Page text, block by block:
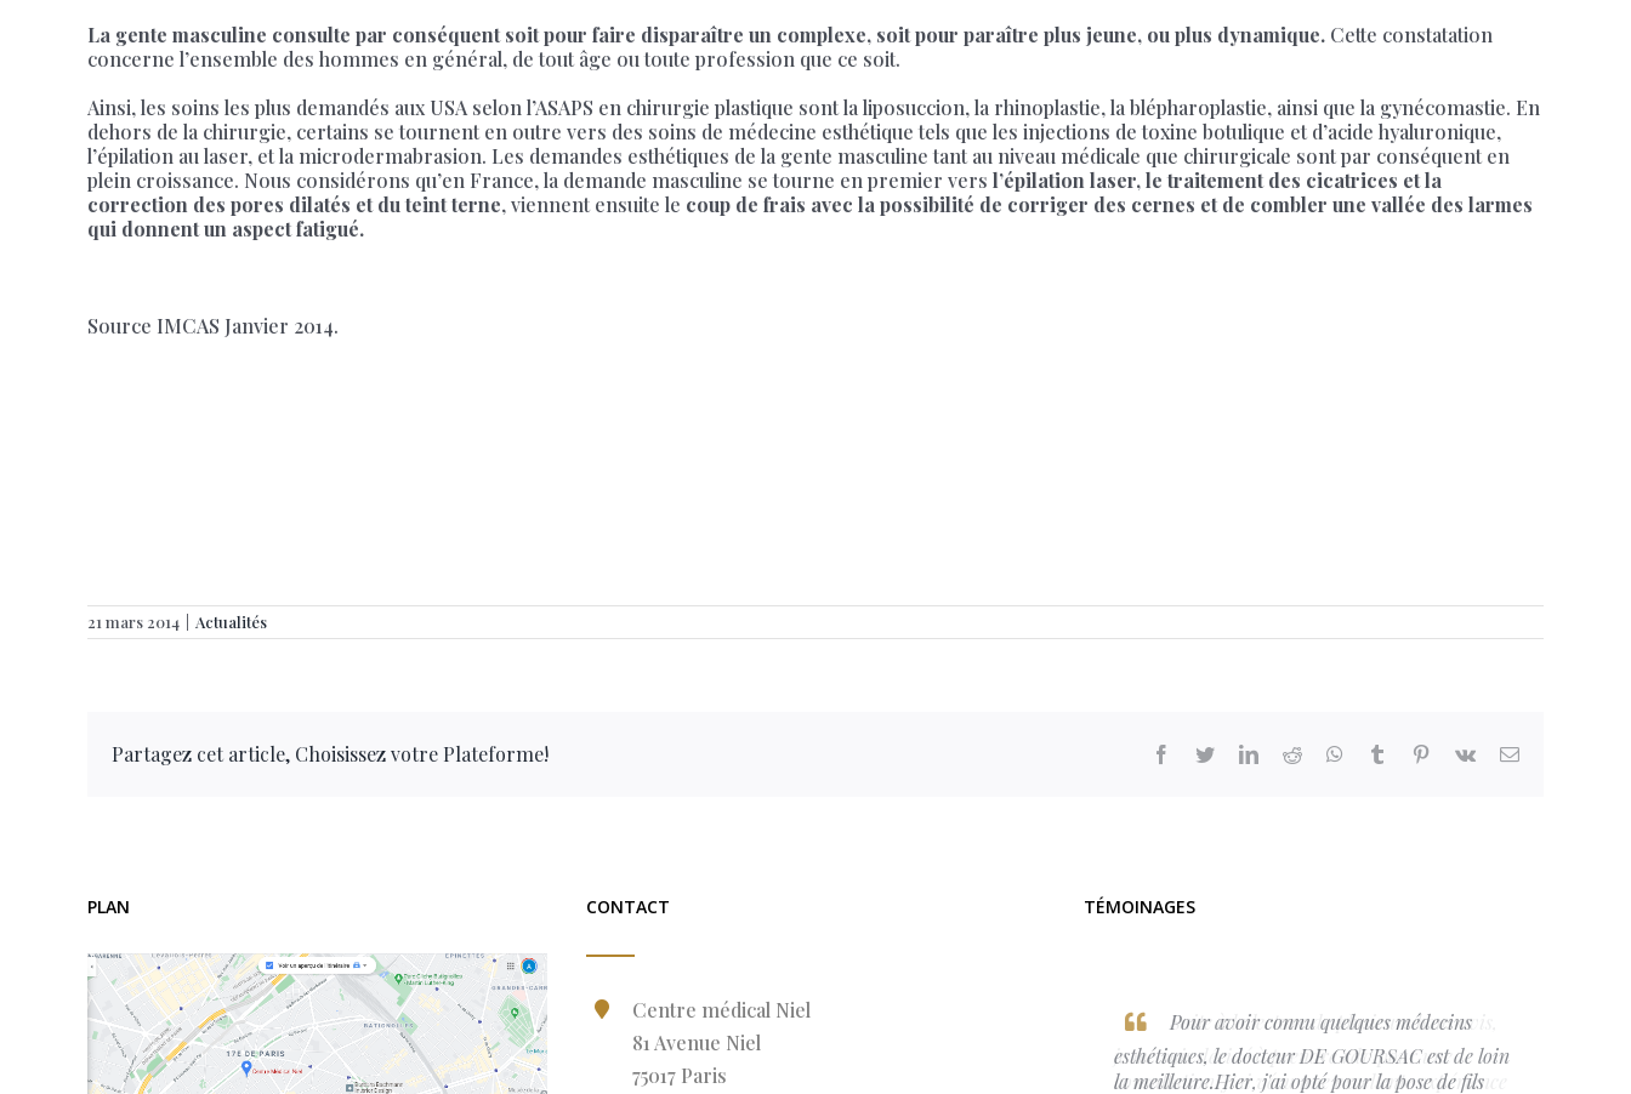
La gente masculine consulte par conséquent soit pour faire disparaître un complexe, soit pour paraître plus jeune, ou plus dynamique. Cette constatation
concerne l’ensemble des hommes en général, de tout âge ou toute profession que ce soit.
Ainsi, les soins les plus demandés aux USA selon l’ASAPS en chirurgie plastique sont la liposuccion, la rhinoplastie, la blépharoplastie, ainsi que la gynécomastie. En
dehors de la chirurgie, certains se tournent en outre vers des soins de médecine esthétique tels que les injections de toxine botulique et d’acide hyaluronique,
l’épilation au laser, et la microdermabrasion. Les demandes esthétiques de la gente masculine tant au niveau médicale que chirurgicale sont par conséquent en
plein croissance. Nous considérons qu’en France, la demande masculine se tourne en premier vers l’épilation laser, le traitement des cicatrices et la
correction des pores dilatés et du teint terne, viennent ensuite le coup de frais avec la possibilité de corriger des cernes et de combler une vallée des larmes
qui donnent un aspect fatigué.
Source IMCAS Janvier 2014.
21 mars 2014 Actualités
Partagez cet article, Choisissez votre Plateforme! facebook
twitterlinkedinreddit whatsapptumblr pinterest
vk Email
PLAN CONTACT
Centre médical Niel
81 Avenue Niel
75017 Paris
TÉMOINAGES
Pour avoir connu quelques médecins
esthétiques, le docteur DE GOURSAC est de loin
la meilleure.Hier, j'ai opté pour la pose de fils